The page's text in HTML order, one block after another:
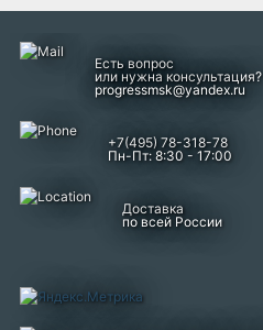
Есть вопрос
или нужна консультация?
progressmsk@yandex.ru
+7(495) 78-318-78
Пн-Пт: 8:30 - 17:00
Доставка
по всей России